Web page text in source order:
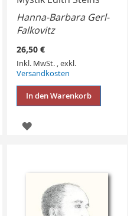
Hanna-Barbara Gerl-
Falkovitz
26,50 €
Inkl. MwSt. ,exkl.
Versandkosten
In den Warenkorb
ZUR